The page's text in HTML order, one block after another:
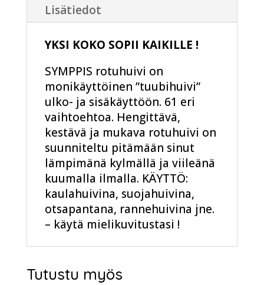
Lisätiedot
YKSI KOKO SOPII KAIKILLE !
SYMPPIS rotuhuivi on
monikäyttöinen ”tuubihuivi”
ulko- ja sisäkäyttöön. 61 eri
vaihtoehtoa. Hengittävä,
kestävä ja mukava rotuhuivi on
suunniteltu pitämään sinut
lämpimänä kylmällä ja viileänä
kuumalla ilmalla. KÄYTTÖ:
kaulahuivina, suojahuivina,
otsapantana, rannehuivina jne.
– käytä mielikuvitustasi !
Tutustu myös